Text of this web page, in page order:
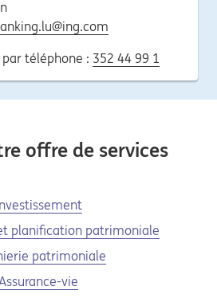
téléphone : 352 44 99 1
offre de services
planification patrimoniale
patrimoniale
vie